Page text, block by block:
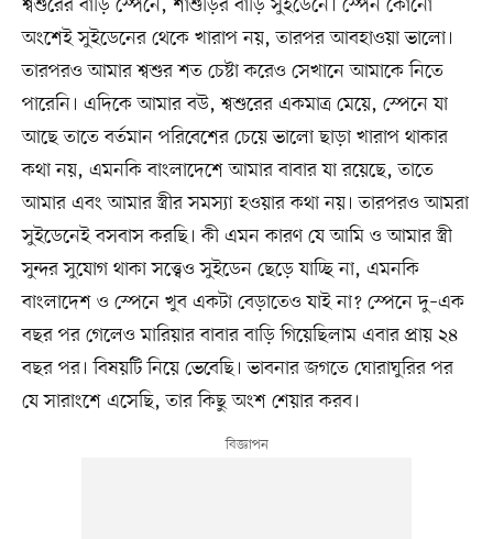
শ্বশুরের বাড়ি স্পেনে, শাশুড়ির বাড়ি সুইডেনে। স্পেন কোনো
অংশেই সুইডেনের থেকে খারাপ নয়, তারপর আবহাওয়া ভালো।
তারপরও আমার শ্বশুর শত চেষ্টা করেও সেখানে আমাকে নিতে
পারেনি। এদিকে আমার বউ, শ্বশুরের একমাত্র মেয়ে, স্পেনে যা
আছে তাতে বর্তমান পরিবেশের চেয়ে ভালো ছাড়া খারাপ থাকার
কথা নয়, এমনকি বাংলাদেশে আমার বাবার যা রয়েছে, তাতে
আমার এবং আমার স্ত্রীর সমস্যা হওয়ার কথা নয়। তারপরও আমরা
সুইডেনেই বসবাস করছি। কী এমন কারণ যে আমি ও আমার স্ত্রী
সুন্দর সুযোগ থাকা সত্ত্বেও সুইডেন ছেড়ে যাচ্ছি না, এমনকি
বাংলাদেশ ও স্পেনে খুব একটা বেড়াতেও যাই না? স্পেনে দু–এক
বছর পর গেলেও মারিয়ার বাবার বাড়ি গিয়েছিলাম এবার প্রায় ২৪
বছর পর। বিষয়টি নিয়ে ভেবেছি। ভাবনার জগতে ঘোরাঘুরির পর
যে সারাংশে এসেছি, তার কিছু অংশ শেয়ার করব।